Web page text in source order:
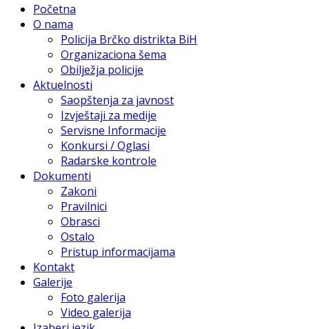
Početna
O nama
Policija Brčko distrikta BiH
Organizaciona šema
Obilježja policije
Aktuelnosti
Saopštenja za javnost
Izvještaji za medije
Servisne Informacije
Konkursi / Oglasi
Radarske kontrole
Dokumenti
Zakoni
Pravilnici
Obrasci
Ostalo
Pristup informacijama
Kontakt
Galerije
Foto galerija
Video galerija